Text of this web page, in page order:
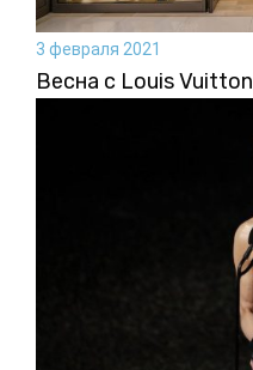
3 февраля 2021
Весна с Louis Vuitton